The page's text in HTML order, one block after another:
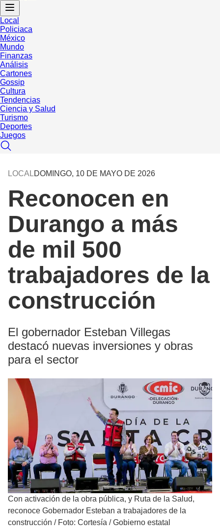
Local
Policiaca
México
Mundo
Finanzas
Análisis
Cartones
Gossip
Cultura
Tendencias
Ciencia y Salud
Turismo
Deportes
Juegos
LOCALDOMINGO, 10 DE MAYO DE 2026
Reconocen en
Durango a más
de mil 500
trabajadores de la
construcción
El gobernador Esteban Villegas
destacó nuevas inversiones y obras
para el sector
Con activación de la obra pública, y Ruta de la Salud,
reconoce Gobernador Esteban a trabajadores de la
construcción / Foto: Cortesía / Gobierno estatal